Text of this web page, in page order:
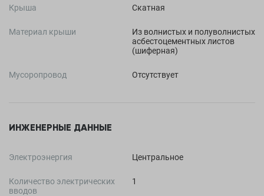
Крыша Скатная
Материал крыши
Из волнистых и полуволнистых
асбестоцементных листов
(шиферная)
Мусоропровод Отсутствует
ИНЖЕНЕРНЫЕ ДАННЫЕ
Электроэнергия Центральное
Количество электрических
вводов
1